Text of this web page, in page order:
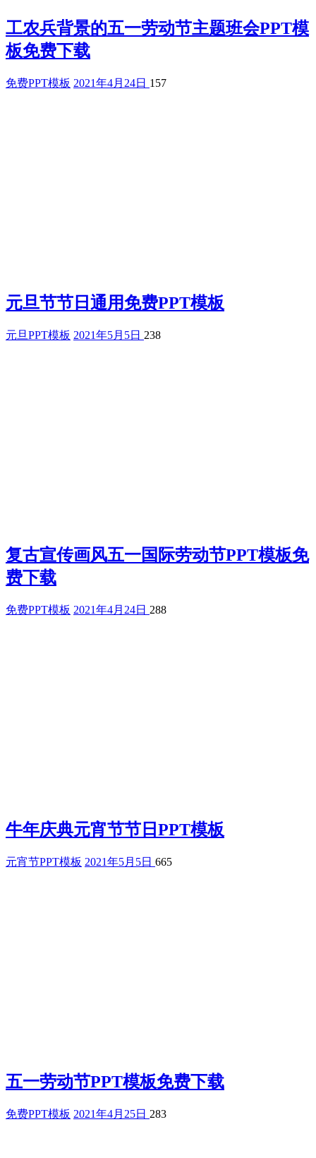
工农兵背景的五一劳动节主题班会PPT模
板免费下载
免费PPT模板 2021年4月24日 157
元旦节节日通用免费PPT模板
元旦PPT模板 2021年5月5日 238
复古宣传画风五一国际劳动节PPT模板免
费下载
免费PPT模板 2021年4月24日 288
牛年庆典元宵节节日PPT模板
元宵节PPT模板 2021年5月5日 665
五一劳动节PPT模板免费下载
免费PPT模板 2021年4月25日 283